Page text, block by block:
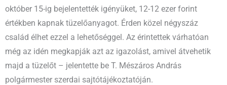
október 15-ig bejelentették igényüket, 12-12 ezer forint
értékben kapnak tüzelőanyagot. Érden közel négyszáz
család élhet ezzel a lehetőséggel. Az érintettek várhatóan
még az idén megkapják azt az igazolást, amivel átvehetik
majd a tüzelőt – jelentette be T. Mészáros András
polgármester szerdai sajtótájékoztatóján.